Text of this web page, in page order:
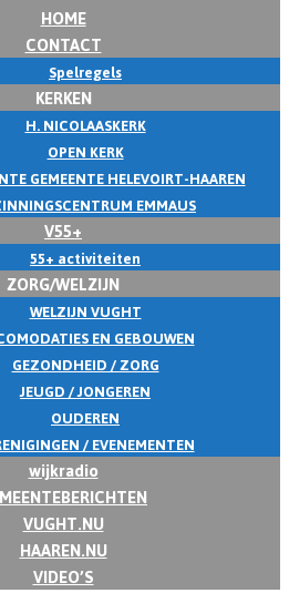
HOME
CONTACT
Spelregels
KERKEN
H. NICOLAASKERK
OPEN KERK
GEMEENTE HELEVOIRT-HAAREN
EMMAUS
V55+
55+ activiteiten
ZORG/WELZIJN
WELZIJN VUGHT
EN GEBOUWEN
GEZONDHEID / ZORG
JEUGD / JONGEREN
OUDEREN
/ EVENEMENTEN
wijkradio
VUGHT.NU
HAAREN.NU
VIDEO’S